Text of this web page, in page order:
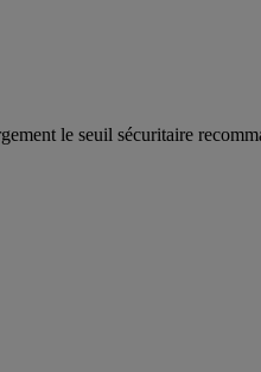
le seuil sécuritaire